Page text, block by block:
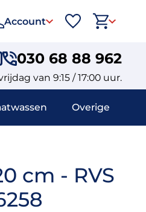
Account
030 68 88 962
van 9:15 / 17:00 uur.
Overige
cm - RVS